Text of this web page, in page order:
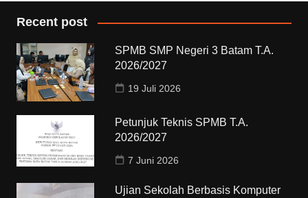
Recent post
SPMB SMP Negeri 3 Batam T.A.
2026/2027
19 Juli 2026
Petunjuk Teknis SPMB T.A.
2026/2027
7 Juni 2026
Ujian Sekolah Berbasis Komputer